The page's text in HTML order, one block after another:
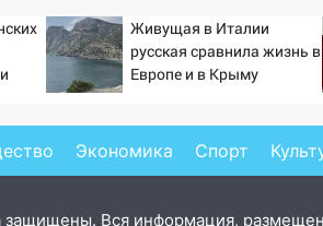
Живущая в Италии
русская сравнила жизнь в
Европе и в Крыму
Экономика Спорт
защищены. Вся информация,